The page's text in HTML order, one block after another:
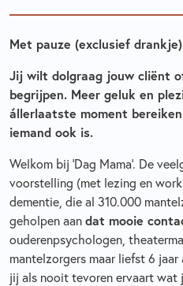
Jij wilt dolgraag jouw cliënt
begrijpen. Meer geluk en
állerlaatste moment
iemand ook is.
Welkom bij ‘Dag Mama’. De
voorstelling (met lezing en
dementie, die al 310.000
geholpen aandat mooie
ouderenpsychologen,
mantelzorgers maar liefst 6
jij als nooit tevoren ervaart wat
Met pauze (exclusief drankje)